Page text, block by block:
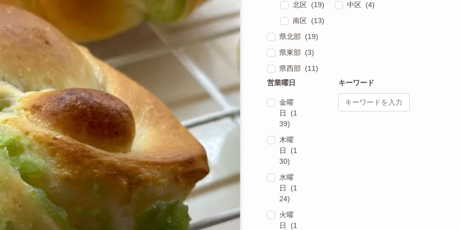
北区 (19)
中区 (4)
南区 (13)
県北部 (19)
県東部 (3)
県西部 (11)
営業曜日
金曜
日 (1
39)
木曜
日 (1
30)
水曜
日 (1
24)
火曜
日 (1
キーワード